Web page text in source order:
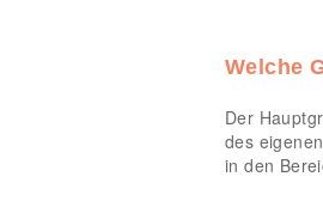
Welche
Der
des
in den